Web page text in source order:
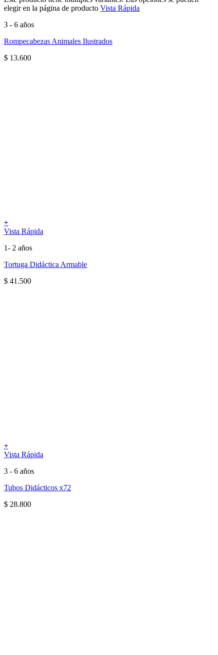
elegir en la página de producto Vista Rápida
3 - 6 años
Rompecabezas Animales Ilustrados
$ 13.600
+
Vista Rápida
1- 2 años
Tortuga Didáctica Armable
$ 41.500
+
Vista Rápida
3 - 6 años
Tubos Didácticos x72
$ 28.800